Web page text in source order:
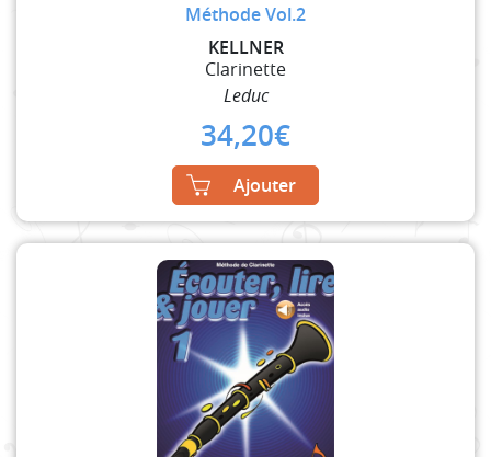
Méthode Vol.2
KELLNER
Clarinette
Leduc
34,20€
Ajouter